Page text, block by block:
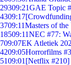
29309:21GAE Topic
4309:17
3709:11Masters of
18509:11NEC #77:
709:07EK Atletiek
4209:05Horrorfilms
5109:01 [Netflix